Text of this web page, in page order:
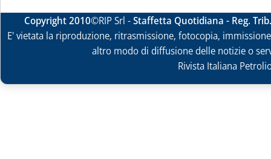
Copyright 2010©RIP Srl -Staffetta Quotidiana - Reg.
E' vietata la riproduzione, ritrasmissione, fotocopia,
altro modo di diffusione delle notizie o
Rivista Italiana